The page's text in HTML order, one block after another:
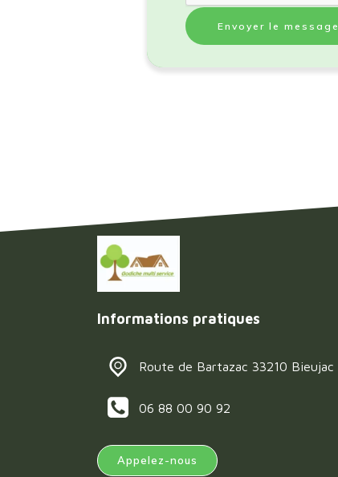
Envoyer le message
Informations pratiques
Route de Bartazac 33210 Bieujac
06 88 00 90 92
Appelez-nous